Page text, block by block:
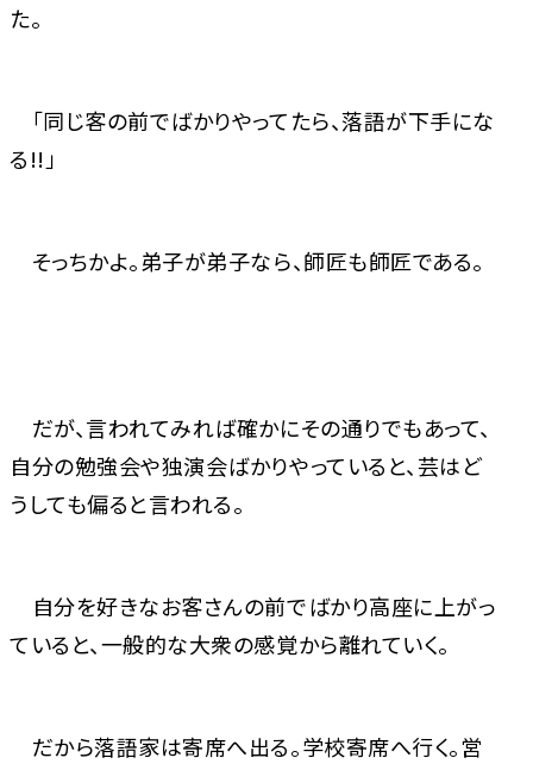
た。
「同じ客の前でばかりやってたら、落語が下手にな
る!!」
そっちかよ。弟子が弟子なら、師匠も師匠である。
だが、言われてみれば確かにその通りでもあって、
自分の勉強会や独演会ばかりやっていると、芸はど
うしても偏ると言われる。
自分を好きなお客さんの前でばかり高座に上がっ
ていると、一般的な大衆の感覚から離れていく。
だから落語家は寄席へ出る。学校寄席へ行く。営